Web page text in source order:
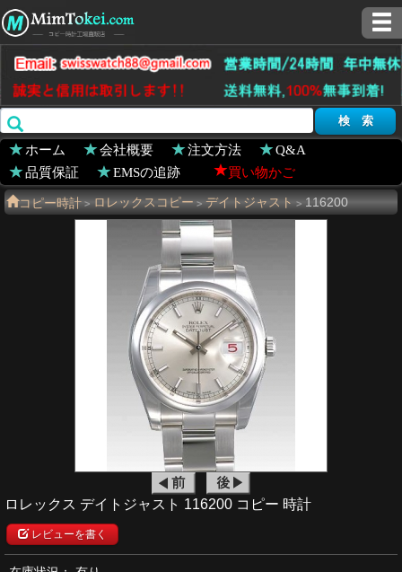
ホーム 会社概要 注文方法
Q&A
品質保証
EMSの追跡 買い物かご
コピー時計 > ロレックスコピー > デイトジャスト > 116200
ロレックス デイトジャスト 116200 コピー 時計
レビューを書く